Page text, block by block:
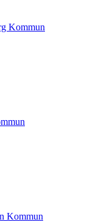
Kommun
Kommun